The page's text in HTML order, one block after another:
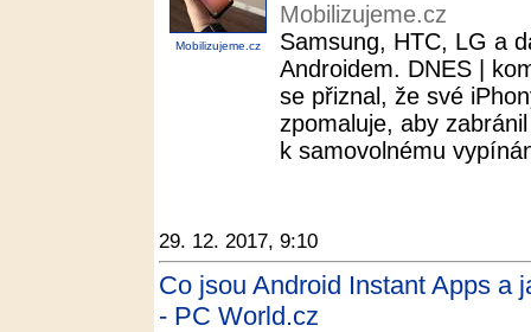
Mobilizujeme.cz
Mobilizujeme.cz
Samsung, HTC, LG a
Androidem. DNES |
se přiznal, že své
zpomaluje, aby
k samovolnému
29. 12. 2017, 9:10
Co jsou Android Instant Apps a
- PC World.cz